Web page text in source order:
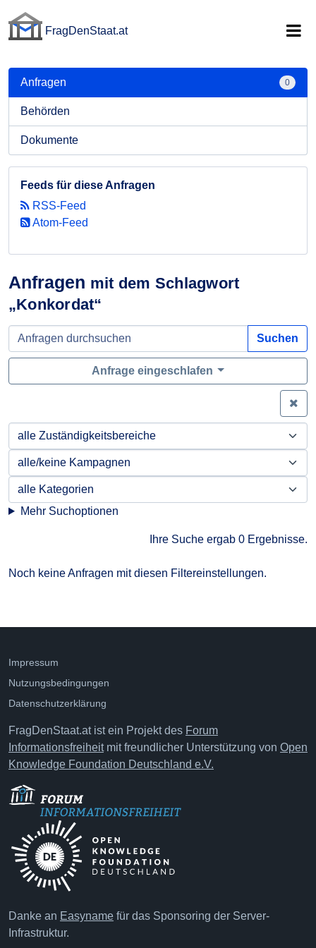
FragDenStaat.at
Anfragen mit dem Schlagwort
„Konkordat“
Suchen
Anfrage eingeschlafen
Mehr Suchoptionen
Ihre Suche ergab 0 Ergebnisse.
Noch keine Anfragen mit diesen Filtereinstellungen.
Anfragen 0
Behörden
Dokumente
Feeds für diese Anfragen
RSS-Feed
Atom-Feed
Impressum
Nutzungsbedingungen
Datenschutzerklärung
FragDenStaat.at ist ein Projekt des Forum
Informationsfreiheitmit freundlicher Unterstützung von Open
Knowledge Foundation Deutschland e.V.
Danke an Easyname für das Sponsoring der Server-
Infrastruktur.